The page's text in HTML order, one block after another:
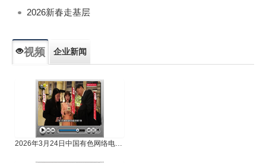
2026新春走基层
视频 企业新闻
2026年3月24日中国有色网络电视新闻